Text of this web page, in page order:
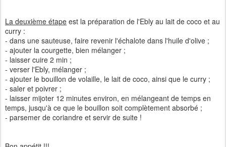
La deuxième étape est la préparation de l'Ebly au lait de coco et au
curry :
- dans une sauteuse, faire revenir l'échalote dans l'huile d'olive ;
- ajouter la courgette, bien mélanger ;
- laisser cuire 2 min ;
- verser l'Ebly, mélanger ;
- ajouter le bouillon de volaille, le lait de coco, ainsi que le curry ;
- saler et poivrer ;
- laisser mijoter 12 minutes environ, en mélangeant de temps en
temps, jusqu'à ce que le bouillon soit complètement absorbé ;
- parsemer de coriandre et servir de suite !